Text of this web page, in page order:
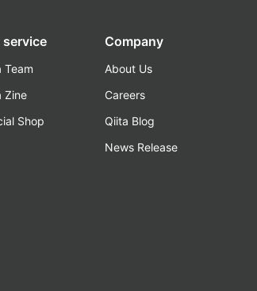
service
Team
Zine
Shop
Company
About Us
Careers
Qiita Blog
News Release